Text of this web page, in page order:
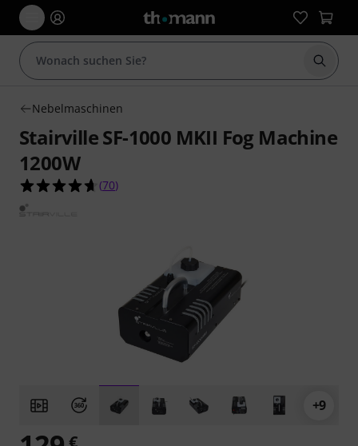
Suche
Nebelmaschinen
Stairville SF-1000 MKII Fog Machine
1200W
4.6 von 5 Sternen aus 70 Kundenbewertungen
(70)
+9
€